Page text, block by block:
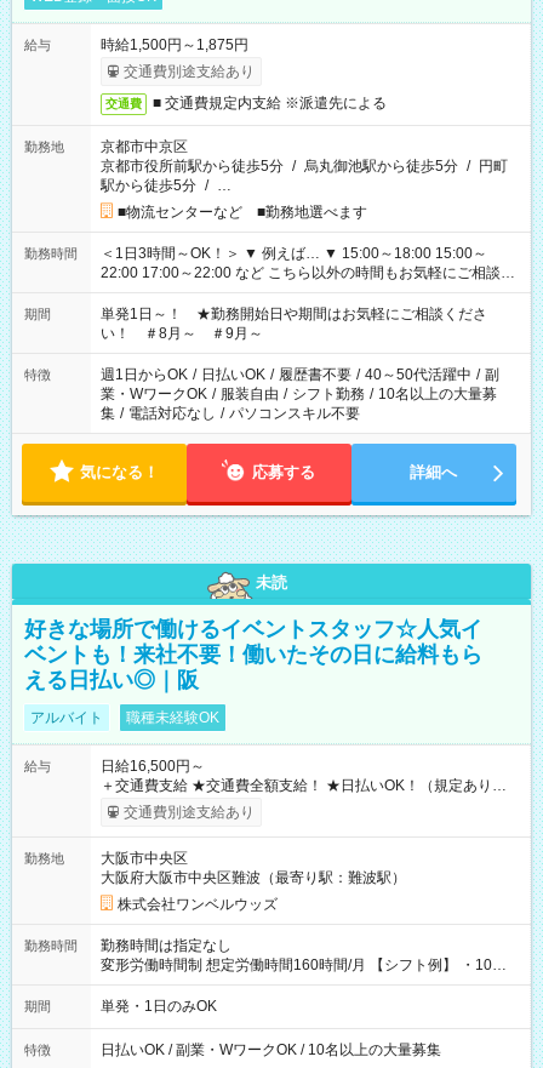
給与
時給1,500円～1,875円
交通費別途支給あり
交通費 ■ 交通費規定内支給 ※派遣先による
勤務地
京都市中京区
京都市役所前駅から徒歩5分 / 烏丸御池駅から徒歩5分 / 円町
駅から徒歩5分 / …
■物流センターなど ■勤務地選べます
勤務時間
＜1日3時間～OK！＞ ▼ 例えば… ▼ 15:00～18:00 15:00～
22:00 17:00～22:00 など こちら以外の時間もお気軽にご相談く
ださい！
期間
単発1日～！ ★勤務開始日や期間はお気軽にご相談くださ
い！ ＃8月～ ＃9月～
特徴 週1日からOK / 日払いOK / 履歴書不要 / 40～50代活躍中 / 副
業・WワークOK / 服装自由 / シフト勤務 / 10名以上の大量募
集 / 電話対応なし / パソコンスキル不要
気になる！ 応募する 詳細へ
未読
好きな場所で働けるイベントスタッフ☆人気イ
ベントも！来社不要！働いたその日に給料もら
える日払い◎｜阪
アルバイト 職種未経験OK
給与
日給16,500円～
＋交通費支給 ★交通費全額支給！ ★日払いOK！（規定あり） ┗
働いたその日に現金GET♪ お仕事後はコンビニATMから 日払
交通費別途支給あり
勤務地
大阪市中央区
大阪府大阪市中央区難波（最寄り駅：難波駅）
株式会社ワンベルウッズ
勤務時間
勤務時間は指定なし
変形労働時間制 想定労働時間160時間/月 【シフト例】 ・10：
00～20：00
期間 単発・1日のみOK
特徴 日払いOK / 副業・WワークOK / 10名以上の大量募集